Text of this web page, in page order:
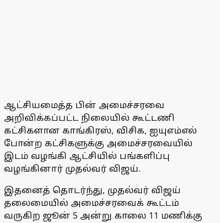
ஆட்சியமைத்த பின் அமைச்சரவை
அறிவிக்கப்பட்ட நிலையில் கூட்டணி
கட்சிகளான காங்கிரஸ், விசிக, ஐயுஎம்எல்
போன்ற கட்சிகளுக்கு அமைச்சரவையில்
இடம் வழங்கி ஆட்சியில் பங்களிப்பு
வழங்கினார் முதல்வர் விஜய்.
இதனைத் தொடர்ந்து, முதல்வர் விஜய்
தலைமையில் அமைச்சரவைக் கூட்டம்
வருகிற ஜூன் 5 அன்று காலை 11 மணிக்கு